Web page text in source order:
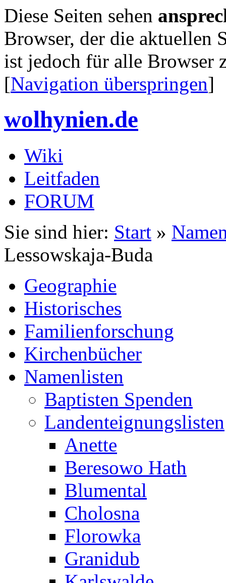
Diese Seiten sehen
Browser, der die aktuellen
ist jedoch für alle Browser
[Navigation überspringen]
wolhynien.de
Wiki
Leitfaden
FORUM
Sie sind hier: Start »
Lessowskaja-Buda
Geographie
Historisches
Familienforschung
Kirchenbücher
Namenlisten
Baptisten Spenden
Landenteignungslisten
Anette
Beresowo Hath
Blumental
Cholosna
Florowka
Granidub